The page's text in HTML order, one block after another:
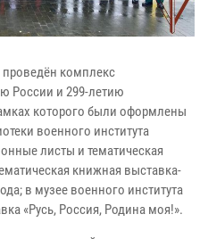
комплекс
России и 299-летию
которого были оформлены
военного института
листы и тематическая
книжная выставка-
в музее военного института
«Русь, Россия, Родина моя!».